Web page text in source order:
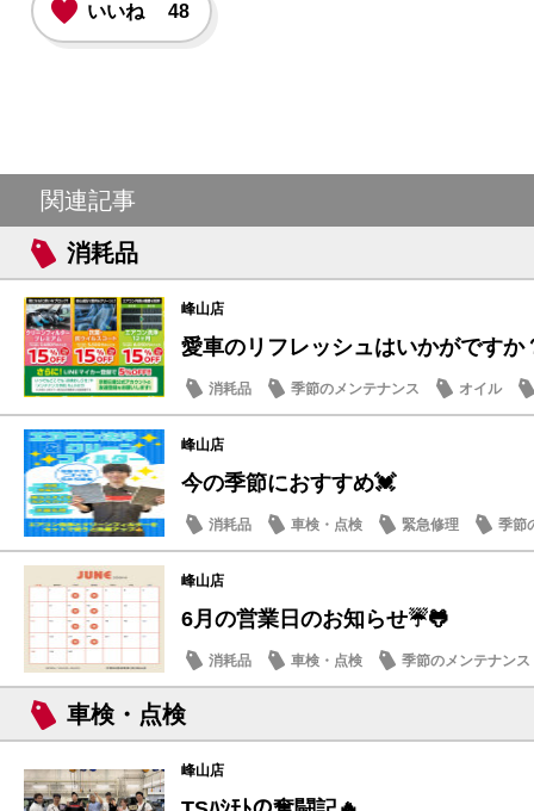
いいね 48
関連記事
消耗品
峰山店
愛車のリフレッシュはいかがですか
消耗品 季節のメンテナンス オイル
峰山店
今の季節におすすめ💓
消耗品 車検・点検 緊急修理
季節
メンテナンス商品
峰山店
6月の営業日のお知らせ☔️🐸
消耗品 車検・点検 季節のメンテナンス
車検・点検
峰山店